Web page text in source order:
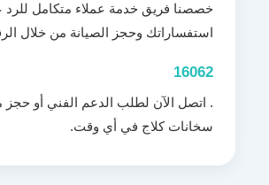
خصصنا فريق خدمة عملاء متكامل للرد
استفساراتك وحجز الصيانة من خلال
16062
. اتصل الآن لطلب الدعم الفني أو حجز
سخانات كلاج في أي وقت.